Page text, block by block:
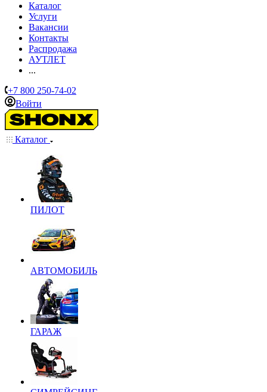
Каталог
Услуги
Вакансии
Контакты
Распродажа
АУТЛЕТ
...
+7 800 250-74-02
Войти
Каталог
ПИЛОТ
АВТОМОБИЛЬ
ГАРАЖ